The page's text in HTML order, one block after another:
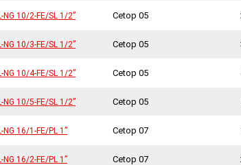
NG 10/2-FE/SL 1/2” Cetop 05
NG 10/3-FE/SL 1/2” Cetop 05
NG 10/4-FE/SL 1/2” Cetop 05
NG 10/5-FE/SL 1/2” Cetop 05
NG 16/1-FE/PL 1” Cetop 07
NG 16/2-FE/PL 1” Cetop 07
NG 10/2-FE/SL 1/2”
NG 10/3-FE/SL 1/2”
NG 10/4-FE/SL 1/2”
NG 10/5-FE/SL 1/2”
NG 16/1-FE/PL 1”
NG 16/2-FE/PL 1”